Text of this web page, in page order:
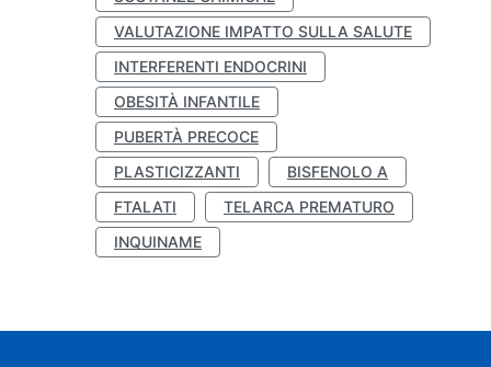
VALUTAZIONE IMPATTO SULLA SALUTE
INTERFERENTI ENDOCRINI
OBESITÀ INFANTILE
PUBERTÀ PRECOCE
PLASTICIZZANTI
BISFENOLO A
FTALATI
TELARCA PREMATURO
INQUINAME